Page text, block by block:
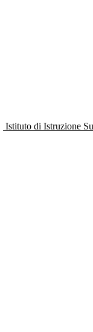
Istituto di Istruzione